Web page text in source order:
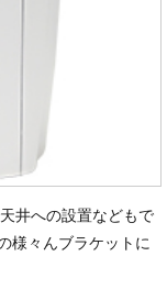
井への設置などもで
様々んブラケットに